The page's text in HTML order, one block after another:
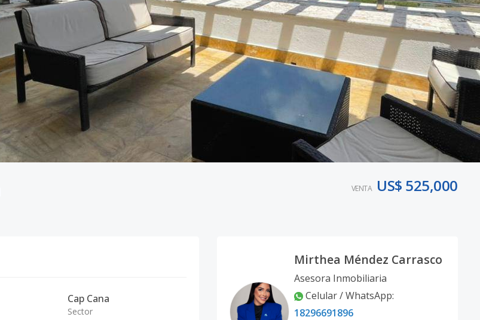
VENTA US$ 525,000
Cap Cana
Sector
Mirthea Méndez Carrasco
Asesora Inmobiliaria
Celular / WhatsApp:
18296691896